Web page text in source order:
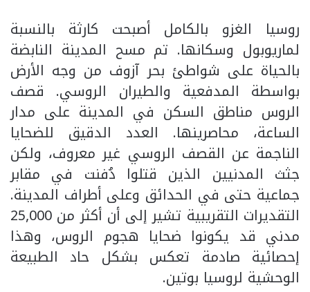
روسيا الغزو بالكامل أصبحت كارثة بالنسبة
لماريوبول وسكانها. تم مسح المدينة النابضة
بالحياة على شواطئ بحر آزوف من وجه الأرض
بواسطة المدفعية والطيران الروسي. قصف
الروس مناطق السكن في المدينة على مدار
الساعة، محاصرينها. العدد الدقيق للضحايا
الناجمة عن القصف الروسي غير معروف، ولكن
جثث المدنيين الذين قتلوا دُفنت في مقابر
جماعية حتى في الحدائق وعلى أطراف المدينة.
التقديرات التقريبية تشير إلى أن أكثر من 25,000
مدني قد يكونوا ضحايا هجوم الروس، وهذا
إحصائية صادمة تعكس بشكل حاد الطبيعة
الوحشية لروسيا بوتين.